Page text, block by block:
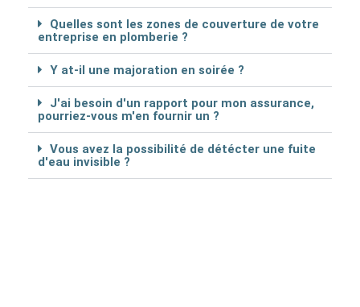
Quelles sont les zones de couverture de votre
entreprise en plomberie ?
Y at-il une majoration en soirée ?
J'ai besoin d'un rapport pour mon assurance,
pourriez-vous m'en fournir un ?
Vous avez la possibilité de détécter une fuite
d'eau invisible ?